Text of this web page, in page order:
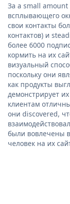
За a small
всплывающего
свои контакты
контактов) и
более 6000
кормить на их
визуальный
поскольку они
как продукты
демонстрирует
клиентам
они discovered,
были вовлечены
человек на их